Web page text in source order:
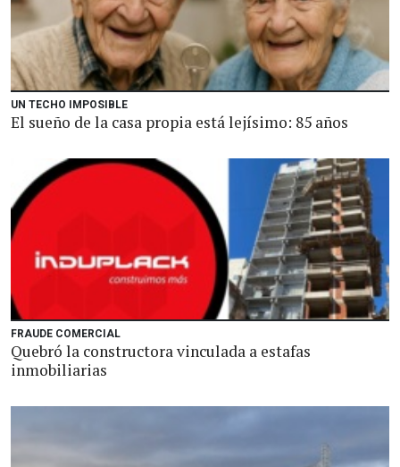
UN TECHO IMPOSIBLE
El sueño de la casa propia está lejísimo: 85 años
FRAUDE COMERCIAL
Quebró la constructora vinculada a estafas
inmobiliarias